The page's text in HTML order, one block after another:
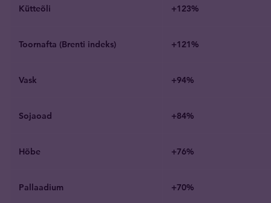
Kütteõli +123%
Toornafta (Brenti indeks) +121%
Vask +94%
Sojaoad +84%
Hõbe +76%
Pallaadium +70%